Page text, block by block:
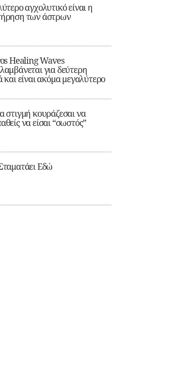
αγχολυτικό είναι η
των άστρων
Healing Waves
για δεύτερη
και είναι ακόμα μεγαλύτερο
στιγμή κουράζεσαι να
να είσαι “σωστός”
Εδώ